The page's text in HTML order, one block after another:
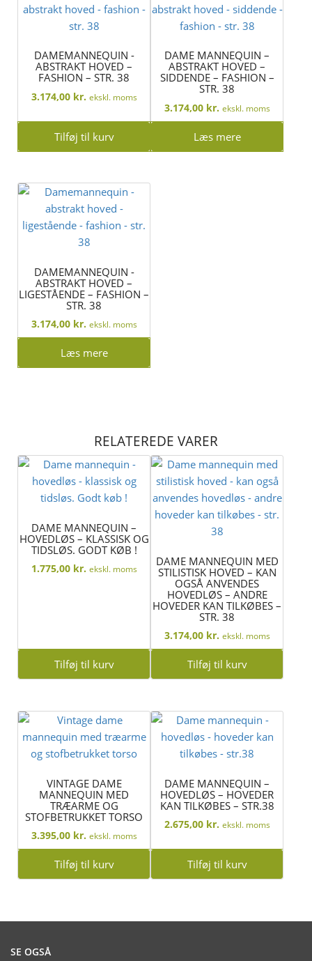
DAMEMANNEQUIN -
ABSTRAKT HOVED –
FASHION – STR. 38
3.174,00 kr. ekskl. moms
Tilføj til kurv
DAME MANNEQUIN –
ABSTRAKT HOVED –
SIDDENDE – FASHION –
STR. 38
3.174,00 kr. ekskl. moms
Læs mere
DAMEMANNEQUIN -
ABSTRAKT HOVED –
LIGESTÅENDE – FASHION –
STR. 38
3.174,00 kr. ekskl. moms
Læs mere
RELATEREDE VARER
DAME MANNEQUIN –
HOVEDLØS – KLASSISK OG
TIDSLØS. GODT KØB !
1.775,00 kr. ekskl. moms
Tilføj til kurv
DAME MANNEQUIN MED
STILISTISK HOVED – KAN
OGSÅ ANVENDES
HOVEDLØS – ANDRE
HOVEDER KAN TILKØBES –
STR. 38
3.174,00 kr. ekskl. moms
Tilføj til kurv
VINTAGE DAME
MANNEQUIN MED
TRÆARME OG
STOFBETRUKKET TORSO
3.395,00 kr. ekskl. moms
Tilføj til kurv
DAME MANNEQUIN –
HOVEDLØS – HOVEDER
KAN TILKØBES – STR.38
2.675,00 kr. ekskl. moms
Tilføj til kurv
SE OGSÅ